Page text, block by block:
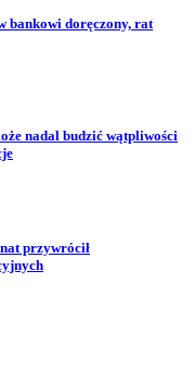
bankowi doręczony, rat
nadal budzić wątpliwości
przywrócił